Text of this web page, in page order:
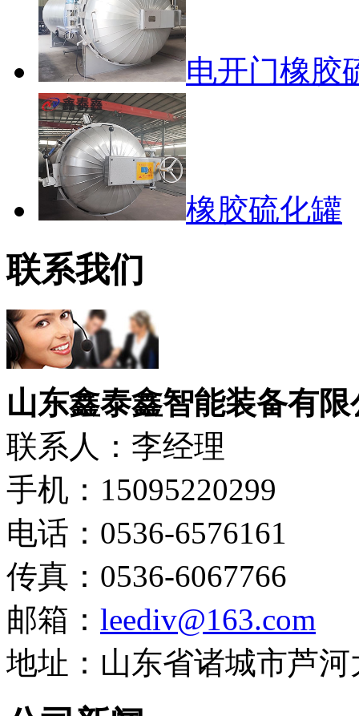
电开门橡胶
橡胶硫化罐
联系我们
山东鑫泰鑫智能装备有限
联系人：李经理
手机：15095220299
电话：0536-6576161
传真：0536-6067766
邮箱： leediv@163.com
地址：山东省诸城市芦